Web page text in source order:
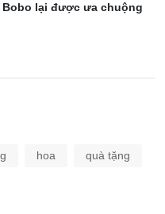
Bobo lại được ưa chuộng
hoa quà tặng